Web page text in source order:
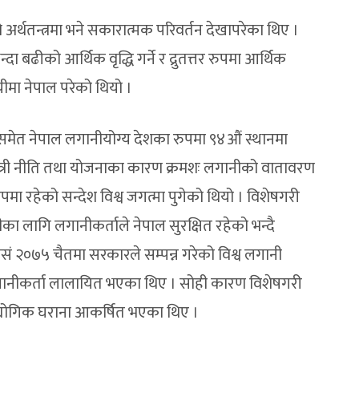
भने सकारात्मक परिवर्तन देखापरेका थिए ।
बढीको आर्थिक वृद्धि गर्ने र द्रुतत्तर रुपमा आर्थिक
नेपाल परेको थियो ।
समेत नेपाल लगानीयोग्य देशका रुपमा ९४औं स्थानमा
नीति तथा योजनाका कारण क्रमशः लगानीको वातावरण
रहेको सन्देश विश्व जगत्मा पुगेको थियो । विशेषगरी
लागि लगानीकर्ताले नेपाल सुरक्षित रहेको भन्दै
२०७५ चैतमा सरकारले सम्पन्न गरेको विश्व लगानी
लालायित भएका थिए । सोही कारण विशेषगरी
घराना आकर्षित भएका थिए ।